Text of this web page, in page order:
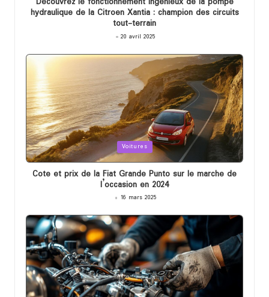
hydraulique de la Citroen Xantia : champion des circuits
tout-terrain
20 avril 2025
Posted
in
Voitures
Cote et prix de la Fiat Grande Punto sur le marche de
l’occasion en 2024
16 mars 2025